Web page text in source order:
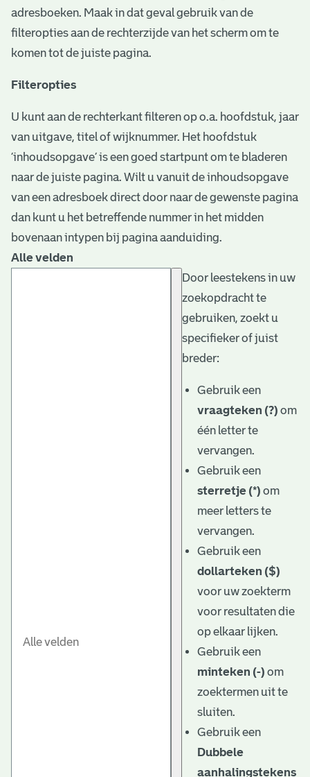
adresboeken. Maak in dat geval gebruik van de
filteropties aan de rechterzijde van het scherm om te
komen tot de juiste pagina.
Filteropties
U kunt aan de rechterkant filteren op o.a. hoofdstuk, jaar
van uitgave, titel of wijknummer. Het hoofdstuk
‘inhoudsopgave’ is een goed startpunt om te bladeren
naar de juiste pagina. Wilt u vanuit de inhoudsopgave
van een adresboek direct door naar de gewenste pagina
dan kunt u het betreffende nummer in het midden
bovenaan intypen bij pagina aanduiding.
Alle velden
Door leestekens in uw
zoekopdracht te
gebruiken, zoekt u
specifieker of juist
breder:
Gebruik een
vraagteken (?) om
één letter te
vervangen.
Gebruik een
sterretje (*) om
meer letters te
vervangen.
Gebruik een
dollarteken ($)
voor uw zoekterm
voor resultaten die
op elkaar lijken.
Gebruik een
minteken (-) om
zoektermen uit te
sluiten.
Gebruik een
Dubbele
aanhalingstekens